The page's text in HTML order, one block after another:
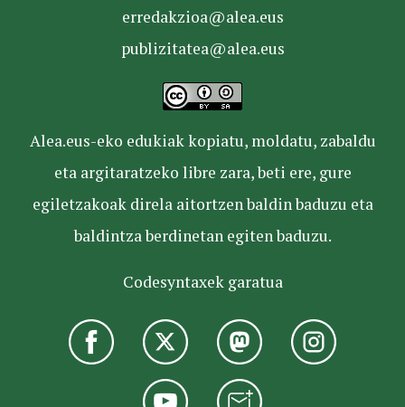
erredakzioa@alea.eus
publizitatea@alea.eus
Alea.eus-eko edukiak kopiatu, moldatu, zabaldu
eta argitaratzeko libre zara, beti ere, gure
egiletzakoak direla aitortzen baldin baduzu eta
baldintza berdinetan egiten baduzu.
Codesyntaxek garatua